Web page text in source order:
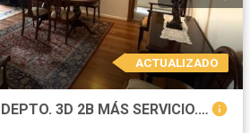
ACTUALIZADO
VENDE EXCELENTE DEPTO. 3D 2B MÁS SERVICIO. ESTACIONAMIENTO, BODEGA, TERRAZA, PISCINA